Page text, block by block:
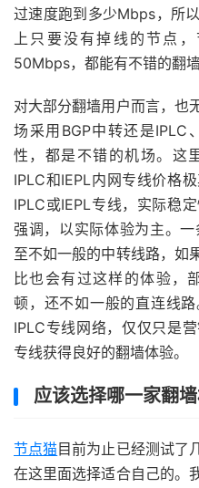
过速度跑到多少Mbps，所
上只要没有掉线的节点
50Mbps，都能有不错的翻墙
对大部分翻墙用户而言，也
场采用BGP中转还是IPLC
性，都是不错的机场。这
IPLC和IEPL内网专线价格
IPLC或IEPL专线，实际稳
强调，以实际体验为主。
至不如一般的中转线路，如
比也会有过这样的体验，
顿，还不如一般的直连线
IPLC专线网络，仅仅只是
专线获得良好的翻墙体验。
应该选择哪一家翻墙
节点猫目前为止已经测试了
在这里面选择适合自己的。